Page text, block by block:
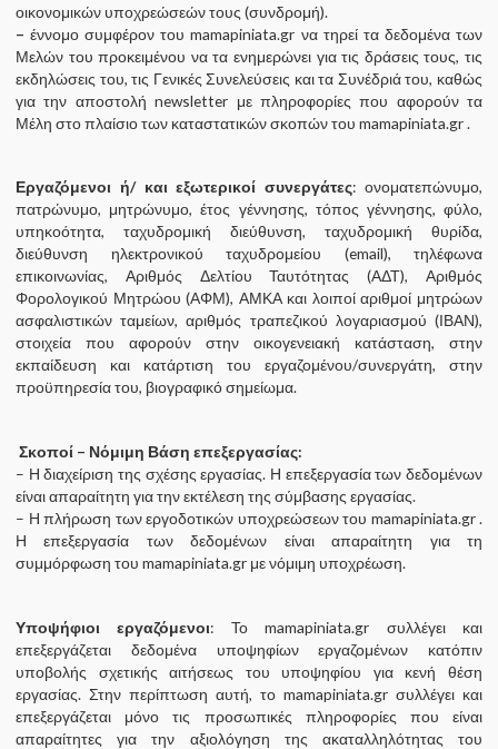
οικονομικών υποχρεώσεών τους (συνδρομή).
–έννομο συμφέρον του mamapiniata.gr να τηρεί τα δεδομένα των
Μελών του προκειμένου να τα ενημερώνει για τις δράσεις τους, τις
εκδηλώσεις του, τις Γενικές Συνελεύσεις και τα Συνέδριά του, καθώς
για την αποστολή newsletter με πληροφορίες που αφορούν τα
Μέλη στο πλαίσιο των καταστατικών σκοπών του mamapiniata.gr .
Εργαζόμενοι ή/ και εξωτερικοί συνεργάτες: ονοματεπώνυμο,
πατρώνυμο, μητρώνυμο, έτος γέννησης, τόπος γέννησης, φύλο,
υπηκοότητα, ταχυδρομική διεύθυνση, ταχυδρομική θυρίδα,
διεύθυνση ηλεκτρονικού ταχυδρομείου (email), τηλέφωνα
επικοινωνίας, Αριθμός Δελτίου Ταυτότητας (ΑΔΤ), Αριθμός
Φορολογικού Μητρώου (ΑΦΜ), ΑΜΚΑ και λοιποί αριθμοί μητρώων
ασφαλιστικών ταμείων, αριθμός τραπεζικού λογαριασμού (ΙΒΑΝ),
στοιχεία που αφορούν στην οικογενειακή κατάσταση, στην
εκπαίδευση και κατάρτιση του εργαζομένου/συνεργάτη, στην
προϋπηρεσία του, βιογραφικό σημείωμα.
Σκοποί – Νόμιμη Βάση επεξεργασίας:
– Η διαχείριση της σχέσης εργασίας. Η επεξεργασία των δεδομένων
είναι απαραίτητη για την εκτέλεση της σύμβασης εργασίας.
– Η πλήρωση των εργοδοτικών υποχρεώσεων του mamapiniata.gr .
Η επεξεργασία των δεδομένων είναι απαραίτητη για τη
συμμόρφωση του mamapiniata.gr με νόμιμη υποχρέωση.
Υποψήφιοι εργαζόμενοι: Το mamapiniata.gr συλλέγει και
επεξεργάζεται δεδομένα υποψηφίων εργαζομένων κατόπιν
υποβολής σχετικής αιτήσεως του υποψηφίου για κενή θέση
εργασίας. Στην περίπτωση αυτή, το mamapiniata.gr συλλέγει και
επεξεργάζεται μόνο τις προσωπικές πληροφορίες που είναι
απαραίτητες για την αξιολόγηση της ακαταλληλότητας του